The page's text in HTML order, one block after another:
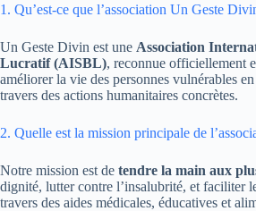
1. Qu’est-ce que l’association Un Geste
Un Geste Divin est une Association
Lucratif (AISBL), reconnue officiellement
améliorer la vie des personnes vulnérables
travers des actions humanitaires concrètes.
2. Quelle est la mission principale de
Notre mission est de tendre la main aux
dignité, lutter contre l’insalubrité, et faciliter
travers des aides médicales, éducatives et